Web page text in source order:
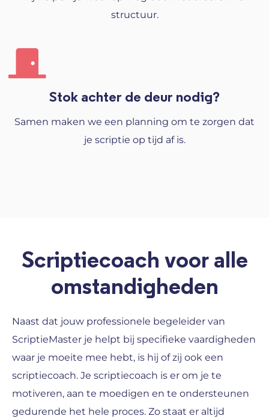
structuur.
Stok achter de deur nodig?
Samen maken we een planning om te zorgen dat
je scriptie op tijd af is.
Scriptiecoach voor alle
omstandigheden
Naast dat jouw professionele begeleider van
ScriptieMaster je helpt bij specifieke vaardigheden
waar je moeite mee hebt, is hij of zij ook een
scriptiecoach. Je scriptiecoach is er om je te
motiveren, aan te moedigen en te ondersteunen
gedurende het hele proces. Zo staat er altijd